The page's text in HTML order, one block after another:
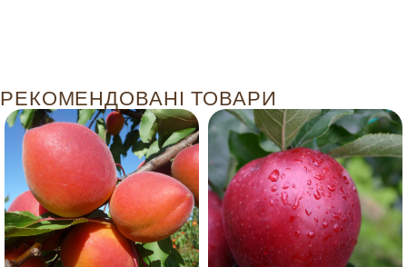
РЕКОМЕНДОВАНІ ТОВАРИ